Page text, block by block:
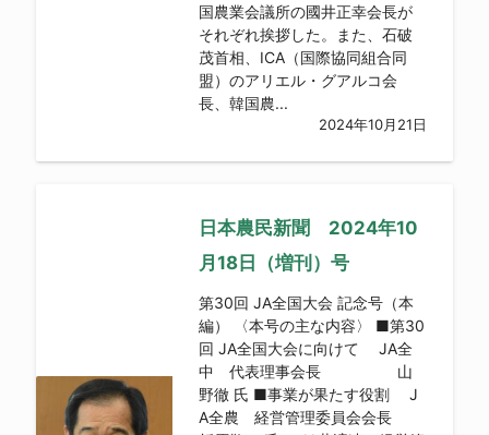
国農業会議所の國井正幸会長が
それぞれ挨拶した。また、石破
茂首相、ICA（国際協同組合同
盟）のアリエル・グアルコ会
長、韓国農...
2024年10月21日
日本農民新聞 2024年10
月18日（増刊）号
第30回 JA全国大会 記念号（本
編） 〈本号の主な内容〉 ■第30
回 JA全国大会に向けて JA全
中 代表理事会長 山
野徹 氏 ■事業が果たす役割 J
A全農 経営管理委員会会長